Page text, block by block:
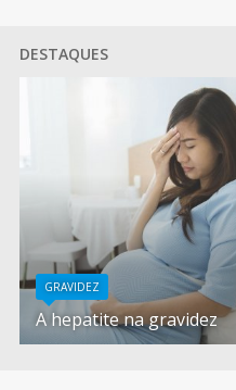
DESTAQUES
GRAVIDEZ
A hepatite na gravidez